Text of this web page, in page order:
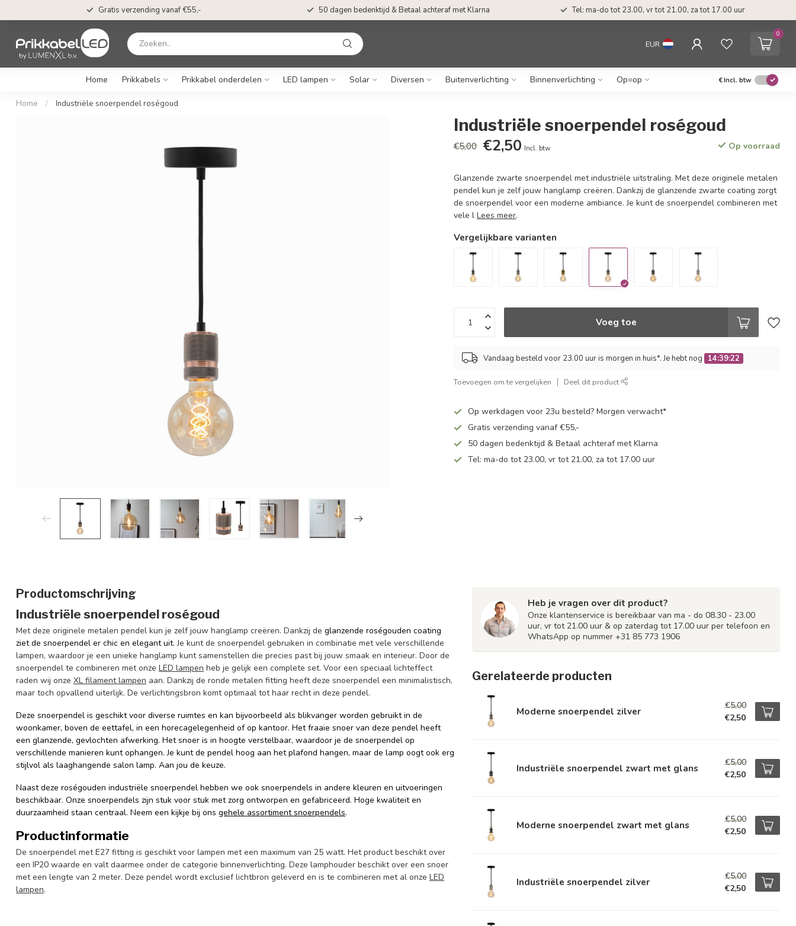
Gratis verzending vanaf €55,- 50 dagen bedenktijd & Betaal achteraf met Klarna Tel: ma-do tot 23.00, vr tot 21.00, za tot 17.00 uur
EUR
0
Home Prikkabels Prikkabel onderdelen LED lampen Solar Diversen Buitenverlichting Binnenverlichting Op=op €Incl. btw
Home / Industriële snoerpendel roségoud
Industriële snoerpendel roségoud
€5,00 €2,50 Incl. btw Op voorraad
Glanzende zwarte snoerpendel met industriële uitstraling. Met deze originele metalen
pendel kun je zelf jouw hanglamp creëren. Dankzij de glanzende zwarte coating zorgt
de snoerpendel voor een moderne ambiance. Je kunt de snoerpendel combineren met
vele lLees meer.
Vergelijkbare varianten
Voeg toe
Vandaag besteld voor 23.00 uur is morgen in huis*. Je hebt nog 14:39:22
Toevoegen om te vergelijken Deel dit product
Op werkdagen voor 23u besteld? Morgen verwacht*
Gratis verzending vanaf €55,-
50 dagen bedenktijd & Betaal achteraf met Klarna
Tel: ma-do tot 23.00, vr tot 21.00, za tot 17.00 uur
Productomschrijving
Industriële snoerpendel roségoud
Met deze originele metalen pendel kun je zelf jouw hanglamp creëren. Dankzij de glanzende roségouden coating
ziet de snoerpendel er chic en elegant uit.Je kunt de snoerpendel gebruiken in combinatie met vele verschillende
lampen, waardoor je een unieke hanglamp kunt samenstellen die precies past bij jouw smaak en interieur. Door de
snoerpendel te combineren met onze LED lampen heb je gelijk een complete set. Voor een speciaal lichteffect
raden wij onze XL filament lampen aan. Dankzij de ronde metalen fitting heeft deze snoerpendel een minimalistisch,
maar toch opvallend uiterlijk. De verlichtingsbron komt optimaal tot haar recht in deze pendel.
Deze snoerpendel is geschikt voor diverse ruimtes en kan bijvoorbeeld als blikvanger worden gebruikt in de
woonkamer, boven de eettafel, in een horecagelegenheid of op kantoor. Het fraaie snoer van deze pendel heeft
een glanzende, gevlochten afwerking. Het snoer is in hoogte verstelbaar, waardoor je de snoerpendel op
verschillende manieren kunt ophangen. Je kunt de pendel hoog aan het plafond hangen, maar de lamp oogt ook erg
stijlvol als laaghangende salon lamp. Aan jou de keuze.
Naast deze roségouden industriële snoerpendel hebben we ook snoerpendels in andere kleuren en uitvoeringen
beschikbaar. Onze snoerpendels zijn stuk voor stuk met zorg ontworpen en gefabriceerd. Hoge kwaliteit en
duurzaamheid staan centraal. Neem een kijkje bij ons gehele assortiment snoerpendels.
Productinformatie
De snoerpendel met E27 fitting is geschikt voor lampen met een maximum van 25 watt. Het product beschikt over
een IP20 waarde en valt daarmee onder de categorie binnenverlichting. Deze lamphouder beschikt over een snoer
met een lengte van 2 meter. Deze pendel wordt exclusief lichtbron geleverd en is te combineren met al onze LED
lampen.
Heb je vragen over dit product?
Onze klantenservice is bereikbaar van ma - do 08.30 - 23.00
uur, vr tot 21.00 uur & op zaterdag tot 17.00 uur per telefoon en
WhatsApp op nummer +31 85 773 1906
Gerelateerde producten
Moderne snoerpendel zilver
€5,00
€2,50
Industriële snoerpendel zwart met glans
€5,00
€2,50
Moderne snoerpendel zwart met glans
€5,00
€2,50
Industriële snoerpendel zilver
€5,00
€2,50